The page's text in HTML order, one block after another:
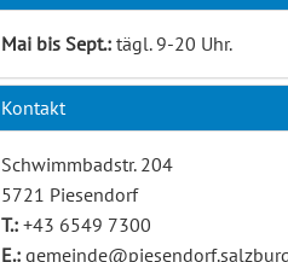
Mai bis Sept.: tägl. 9-20 Uhr.
Kontakt
Schwimmbadstr. 204
5721 Piesendorf
T.: +43 6549 7300
E.: